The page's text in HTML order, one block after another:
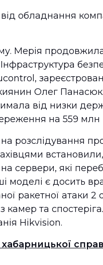
від обладнання
Мерія
Олег
від низки
на 559 млн
розслідування
сервери, які
моделі є досить
ракетної атаки 2
камер та
Hikvision.
хабарницької